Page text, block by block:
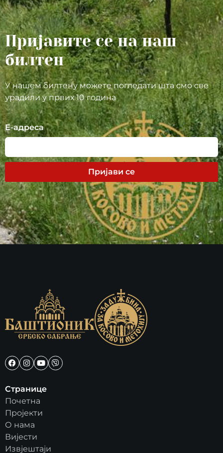
Пријавите се на наш
билтен
У нашем билтену можете погледати шта смо све
урадили у првих 10 година
Е-адреса
Пријави се
Странице
Почетна
Пројекти
О нама
Вијести
Извјештаји